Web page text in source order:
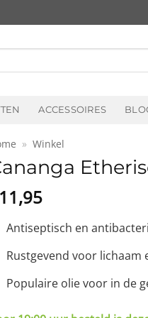
ACCESSOIRES
» Winkel
Antiseptisch en
Rustgevend voor lichaam
Populaire olie voor in de